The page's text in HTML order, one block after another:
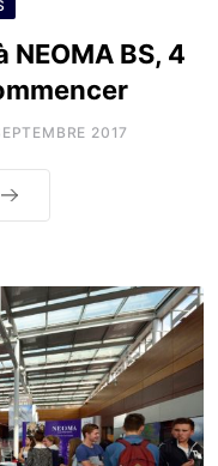
BS, 4
2017